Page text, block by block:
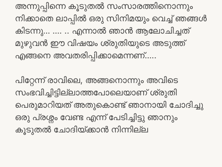
അന്നുപ്പിന്നെ കൂടുതൽ സംസാരത്തിനൊന്നും
നിക്കാതെ ലാപ്പിൽ ഒരു സിനിമയും വെച്ച് ഞങ്ങൾ
കിടന്നു… …. .. എന്നാൽ ഞാൻ ആലോചിച്ചത്
മുഴുവൻ ഈ വിഷയം ശ്രുതിയുടെ അടുത്ത്
എങ്ങനെ അവതരിപ്പിക്കാമെന്നണ്…..
പിറ്റേന്ന് രാവിലെ, അങ്ങനൊന്നും അവിടെ
സംഭവിച്ചിട്ടില്ലാത്തപോലെയാണ് ശ്രുതി
പെരുമാറിയത് അതുകൊണ്ട് ഞാനായി ചോദിച്ചു
ഒരു പ്രശ്നം വേണ്ട എന്ന് പേടിച്ചിട്ടു ഞാനും
കൂടുതൽ ചോദിയ്ക്കാൻ നിന്നില്ല